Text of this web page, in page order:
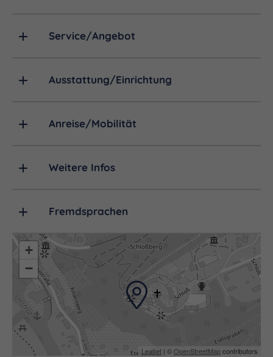
Heute beherbergt er wechselnde
Service/Angebot
Ausstattung/Einrichtung
Anreise/Mobilität
Weitere Infos
Fremdsprachen
+
−
Leaflet | ©OpenStreetMapcontributors